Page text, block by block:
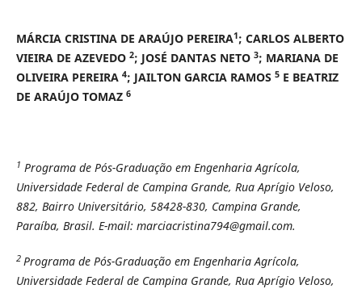
MÁRCIA CRISTINA DE ARAÚJO PEREIRA1; CARLOS ALBERTO
VIEIRA DE AZEVEDO 2; JOSÉ DANTAS NETO 3; MARIANA DE
OLIVEIRA PEREIRA 4; JAILTON GARCIA RAMOS 5E BEATRIZ
DE ARAÚJO TOMAZ 6
1 Programa de Pós-Graduação em Engenharia Agrícola,
Universidade Federal de Campina Grande, Rua Aprígio Veloso,
882, Bairro Universitário, 58428-830, Campina Grande,
Paraíba, Brasil. E-mail: marciacristina794@gmail.com.
2 Programa de Pós-Graduação em Engenharia Agrícola,
Universidade Federal de Campina Grande, Rua Aprígio Veloso,